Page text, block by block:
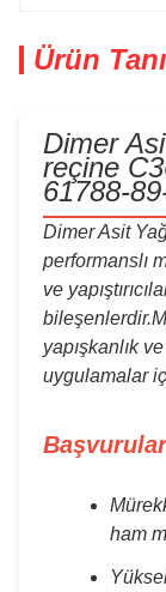
Ürün
Dimer
reçine
61788-
Dimer Asit
performanslı
ve
yapışkanlık
uygulamalar
Başvurular
ham